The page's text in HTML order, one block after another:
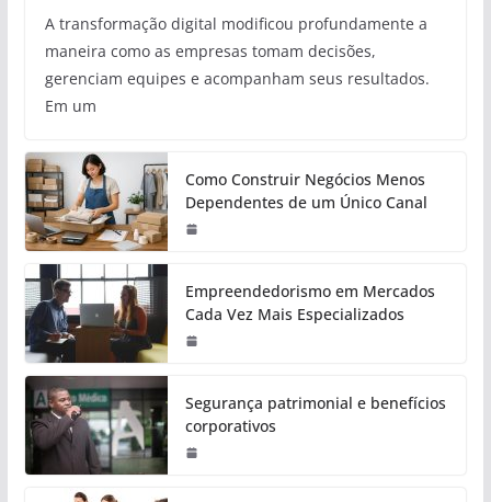
A transformação digital modificou profundamente a
maneira como as empresas tomam decisões,
gerenciam equipes e acompanham seus resultados.
Em um
Como Construir Negócios Menos
Dependentes de um Único Canal
Empreendedorismo em Mercados
Cada Vez Mais Especializados
Segurança patrimonial e benefícios
corporativos